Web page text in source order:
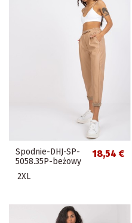
Spodnie-DHJ-SP-
5058.35P-beżowy
18,54 €
2XL